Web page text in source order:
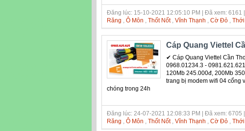
Đăng lúc: 15-10-2021 12:05:10 PM | Đã xem: 6161
Răng , Ô Môn , Thốt Nốt, Vĩnh Thạnh , Cờ Đỏ ,
Cáp Quang Viettel
✔ Cáp Quang Viettel Cần
0968.01234.3 -
120Mb 245.000đ, 200Mb
trang bị modem wifi 04 cổng
chóng trong 24h
Đăng lúc: 24-07-2021 12:08:33 PM | Đã xem: 6705
Răng , Ô Môn , Thốt Nốt, Vĩnh Thạnh , Cờ Đỏ ,